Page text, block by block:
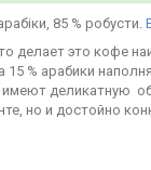
85 % робусти.
делает это кофе
% арабики
деликатную
но и достойно